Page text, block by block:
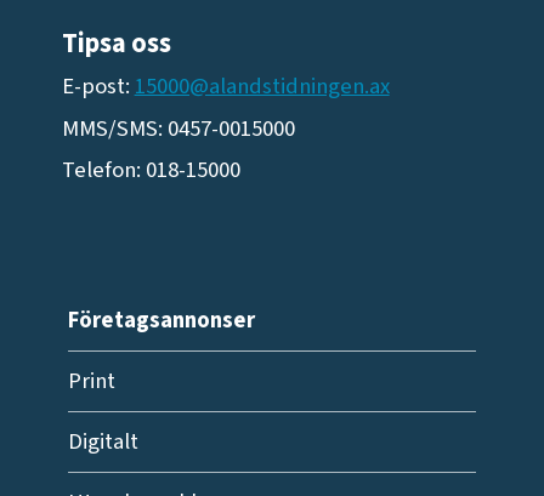
Tipsa oss
E-post: 15000@alandstidningen.ax
MMS/SMS: 0457-0015000
Telefon: 018-15000
Företagsannonser
Print
Digitalt